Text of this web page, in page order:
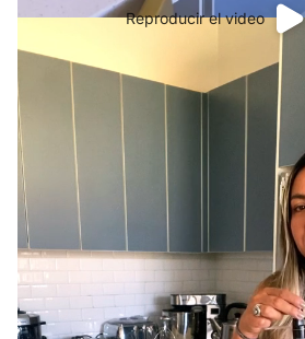
Reproducir el video